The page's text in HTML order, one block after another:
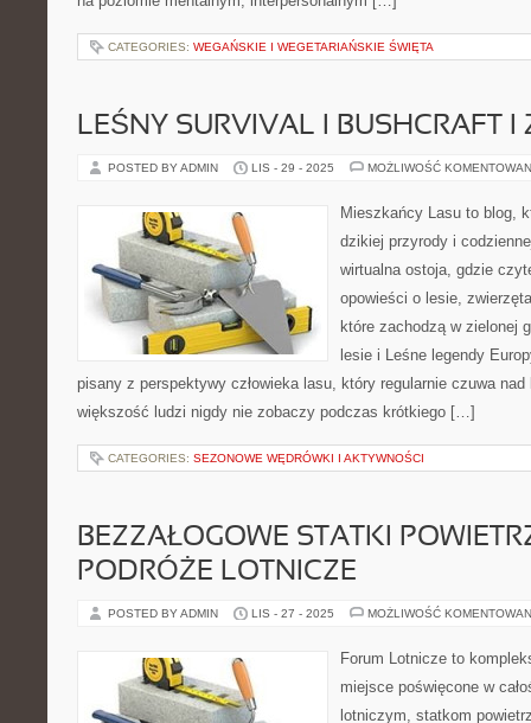
CATEGORIES: WEGAŃSKIE I WEGETARIAŃSKIE ŚWIĘTA
LEŚNY SURVIVAL I BUSHCRAFT I
POSTED BY ADMIN LIS - 29 - 2025 MOŻLIWOŚĆ
Mieszkańcy Lasu to blog,
dzikiej przyrody i
wirtualna ostoja, gdzie
opowieści o lesie,
które zachodzą w zielonej
lesie i Leśne legendy
pisany z perspektywy człowieka lasu, który regularnie czuwa
większość ludzi nigdy nie zobaczy podczas krótkiego […]
CATEGORIES: SEZONOWE WĘDRÓWKI I AKTYWNOŚCI
BEZZAŁOGOWE STATKI
PODRÓŻE LOTNICZE
POSTED BY ADMIN LIS - 27 - 2025 MOŻLIWOŚĆ
Forum Lotnicze to
miejsce poświęcone w
lotniczym, statkom